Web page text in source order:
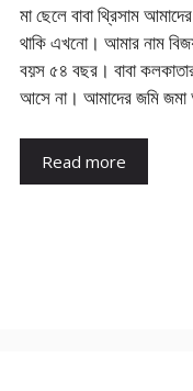
মা ছেলে বাবা থ্রিসাম
থাকি এখনো। আমার নাম
বয়স ৫৪ বছর। বাবা
আসে না। আমাদের জমি জমা
Read more